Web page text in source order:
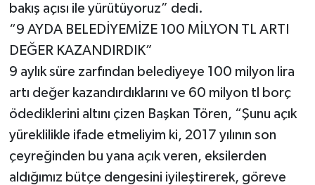
bakış açısı ile yürütüyoruz” dedi.
“9 AYDA BELEDİYEMİZE 100 MİLYON TL ARTI
DEĞER KAZANDIRDIK”
9 aylık süre zarfından belediyeye 100 milyon lira
artı değer kazandırdıklarını ve 60 milyon tl borç
ödediklerini altını çizen Başkan Tören, “Şunu açık
yüreklilikle ifade etmeliyim ki, 2017 yılının son
çeyreğinden bu yana açık veren, eksilerden
aldığımız bütçe dengesini iyileştirerek, göreve